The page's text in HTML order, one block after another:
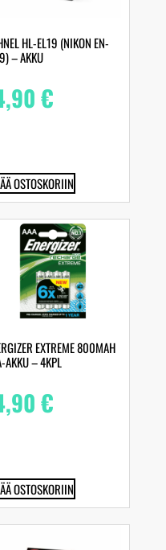
HL-EL19 (NIKON EN-
– AKKU
€
OSTOSKORIIN
EXTREME 800MAH
AKKU – 4KPL
€
OSTOSKORIIN